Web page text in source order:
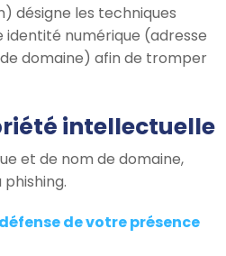
désigne les techniques
identité numérique (adresse
domaine) afin de tromper
intellectuelle
et de nom de domaine,
défense de votre présence